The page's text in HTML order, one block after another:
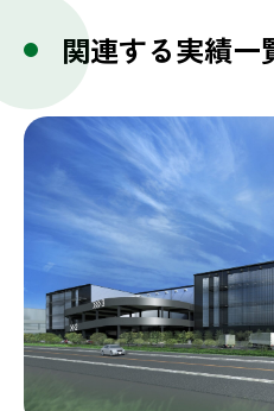
関連する実績一